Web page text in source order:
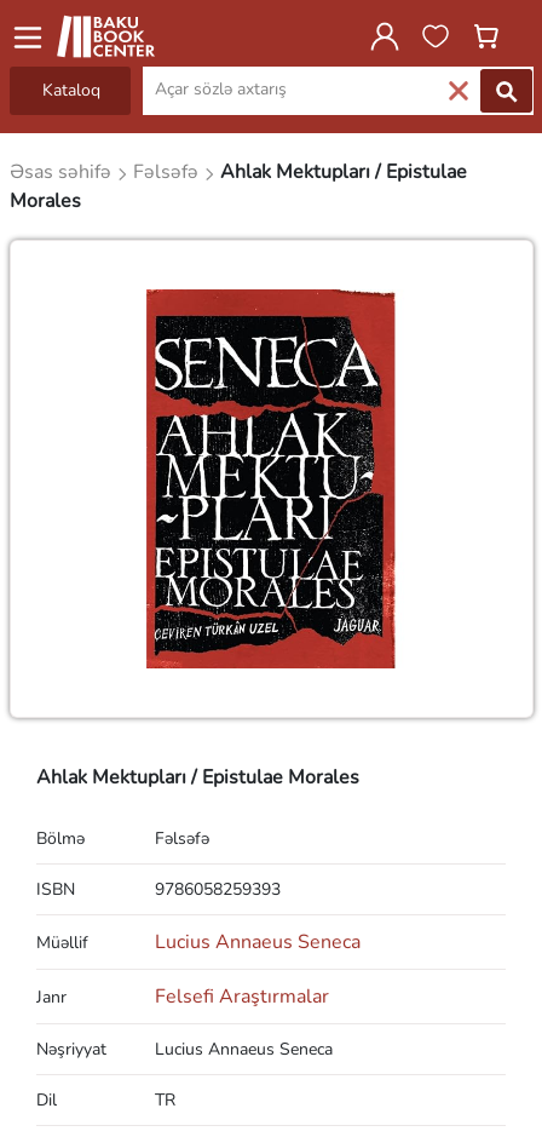
Kataloq
Əsas səhifə Fəlsəfə
Ahlak Mektupları / Epistulae
Morales
Ahlak Mektupları / Epistulae Morales
Bölmə Fəlsəfə
ISBN 9786058259393
Müəllif Lucius Annaeus Seneca
Janr Felsefi Araştırmalar
Nəşriyyat Lucius Annaeus Seneca
Dil TR